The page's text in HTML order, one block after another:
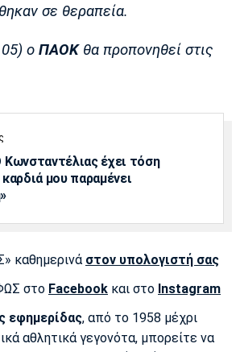
Σίτι
Παρί Σεν
Μαρσέιγ
Αστέρας
σε θεραπεία.
ο ΠΑΟΚθα προπονηθεί στις
έχει τόση
μου παραμένει
καθημερινά στον υπολογιστή σας
στο Facebook και στο Instagram
εφημερίδας, από το 1958 μέχρι
αθλητικά γεγονότα, μπορείτε να